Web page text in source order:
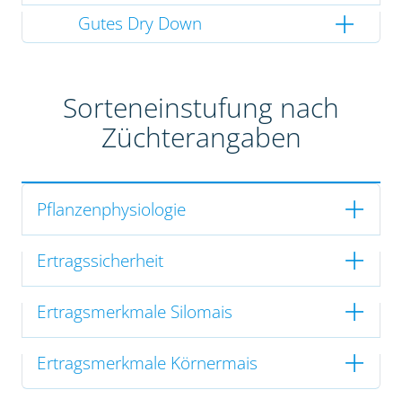
Gutes Dry Down
Sorteneinstufung nach
Züchterangaben
Pflanzenphysiologie
Ertragssicherheit
Ertragsmerkmale Silomais
Ertragsmerkmale Körnermais